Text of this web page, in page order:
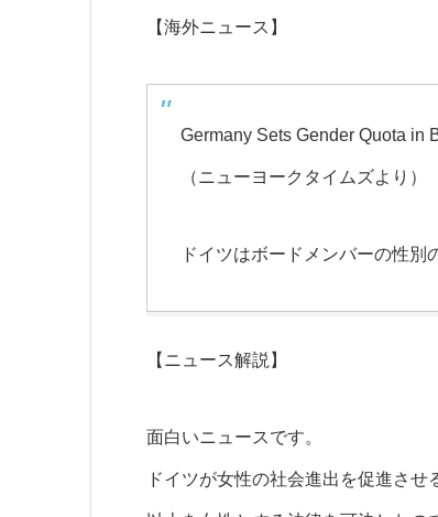
【海外ニュース】
Germany Sets Gender Quota in
（ニューヨークタイムズより）
ドイツはボードメンバーの性別
【ニュース解説】
面白いニュースです。
ドイツが女性の社会進出を促進さ